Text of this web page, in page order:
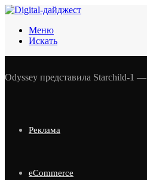
Меню
Искать
Odyssey представила Starchild-1
Реклама
eCommerce